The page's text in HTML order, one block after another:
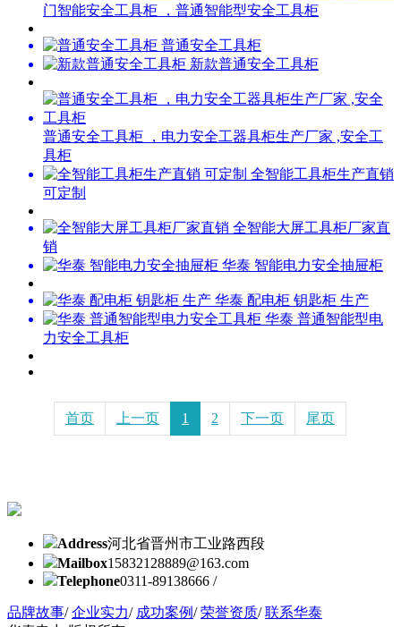
门智能安全工具柜 ，普通智能型安全工具柜
普通安全工具柜
新款普通安全工具柜
普通安全工具柜 ，电力安全工器具柜生产厂家 ,安全工
具柜
全智能工具柜生产直销
可定制
全智能大屏工具柜厂家直
销
华泰 智能电力安全抽屉柜
华泰 配电柜 钥匙柜 生产
华泰 普通智能型电
力安全工具柜
首页 上一页 1 2 下一页 尾页
Address河北省晋州市工业路西段
Mailbox15832128889@163.com
Telephone0311-89138666 /
品牌故事/企业实力/ 成功案例/荣誉资质/联系华泰